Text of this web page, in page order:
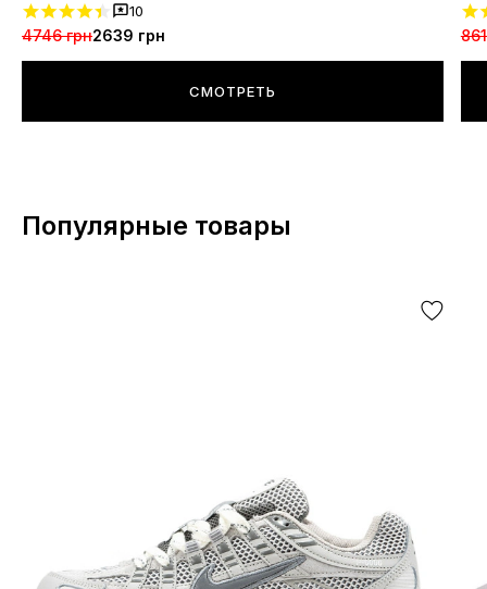
10
4746 грн2639 грн
СМОТРЕТЬ
Популярные товары